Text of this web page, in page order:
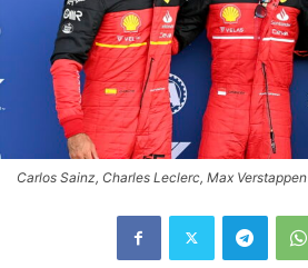
Carlos Sainz, Charles Leclerc, Max Verstappen